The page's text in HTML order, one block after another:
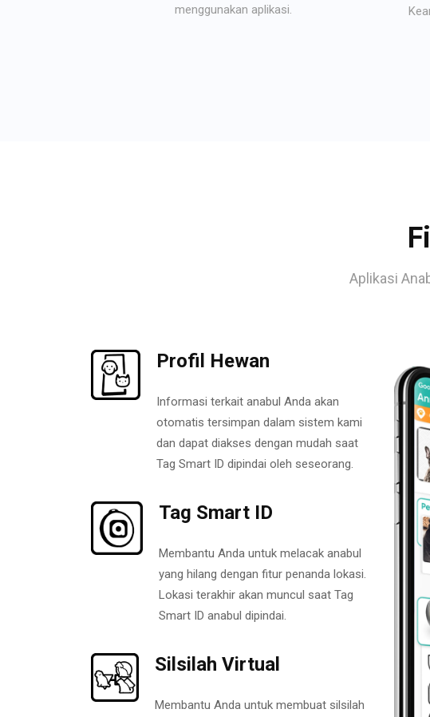
menggunakan aplikasi.
Aplikasi
Profil Hewan
Informasi terkait anabul Anda akan
otomatis tersimpan dalam sistem kami
dan dapat diakses dengan mudah saat
Tag Smart ID dipindai oleh seseorang.
Tag Smart ID
Membantu Anda untuk melacak anabul
yang hilang dengan fitur penanda lokasi.
Lokasi terakhir akan muncul saat Tag
Smart ID anabul dipindai.
Silsilah Virtual
Membantu Anda untuk membuat silsilah